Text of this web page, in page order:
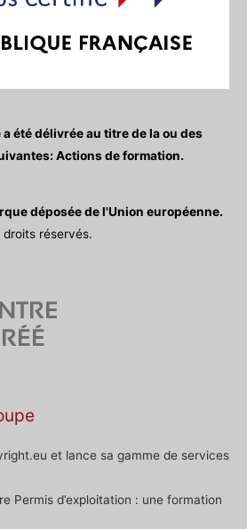
été délivrée au titre de la ou des
Actions de formation.
déposée de l'Union européenne.
réservés.
et lance sa gamme de services
Permis d’exploitation : une formation